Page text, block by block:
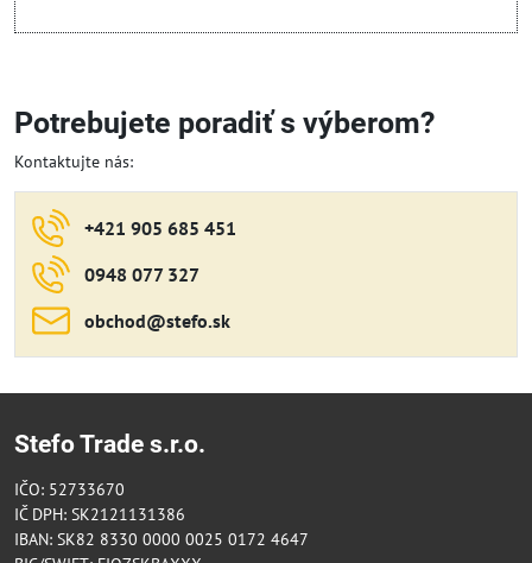
Potrebujete poradiť s výberom?
Kontaktujte nás:
+421 905 685 451
0948 077 327
obchod​@stefo​.sk
Stefo Trade s.r.o.
IČO: 52733670
IČ DPH: SK2121131386
IBAN: SK82 8330 0000 0025 0172 4647